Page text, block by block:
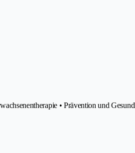
• Prävention und